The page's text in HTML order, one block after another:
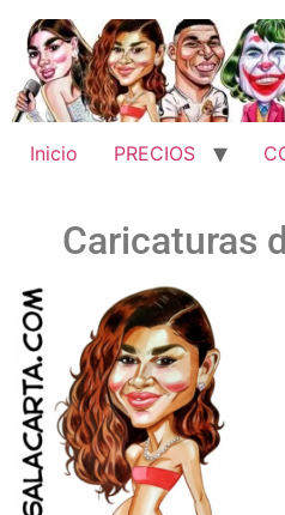
Inicio PRECIOS
Caricaturas